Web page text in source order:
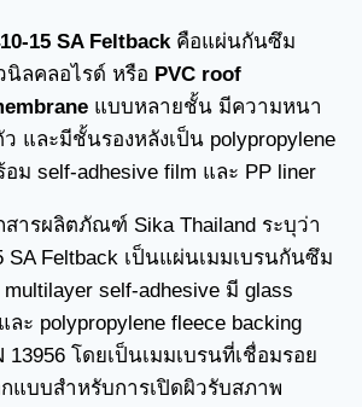
15 SA Feltback คือแผ่นกันซึม
ลคลอไรด์ หรือ PVC roof
แบบหลายชั้น มีความหนา
และมีชั้นรองหลังเป็น polypropylene
อม self-adhesive film และ PP liner
สารผลิตภัณฑ์ Sika Thailand ระบุว่า
SA Feltback เป็นแผ่นเมมเบรนกันซึม
self-adhesive มี glass
ละ polypropylene fleece backing
โดยเป็นเมมเบรนที่เชื่อมรอย
แบบสำหรับการเปิดผิวรับสภาพ